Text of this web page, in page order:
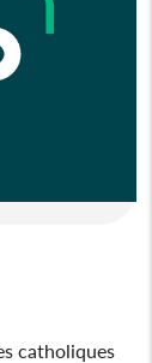
catholiques